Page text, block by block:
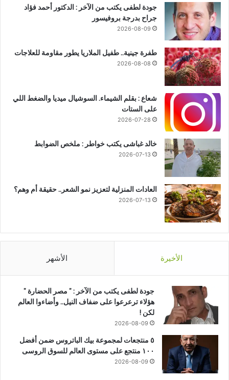
جودة لطفى يكتب من الآخر : الدكتور أحمد فؤاد
جراح بدرجة بروفيسور
2026-08-09
طفرة جينية.. طفيل الملاريا يطور مقاومة للعلاجات
2026-08-08
شعاع : بقلم الشيماء. السوشيال ميديا والضغط اللي
على الستات
2026-07-28
خالد غباشى يكتب خواطر : ملخص الضوابط
2026-07-13
العادات المنزلية لتعزيز نمو الشعر.. حقيقة أم وهم؟
2026-07-13
الأخيرة الأشهر
جودة لطفى يكتب من الآخر : ” مصر الحضارة ”
هؤلاء ترعرعوا على ضفاف النيل.. وأضاءوا العالم
لكن !
2026-08-09
٥ منتجعات لمجموعة بيك الباتروس ضمن أفضل
١٠٠ منتجع على مستوى العالم للسوق الروسى
2026-08-09